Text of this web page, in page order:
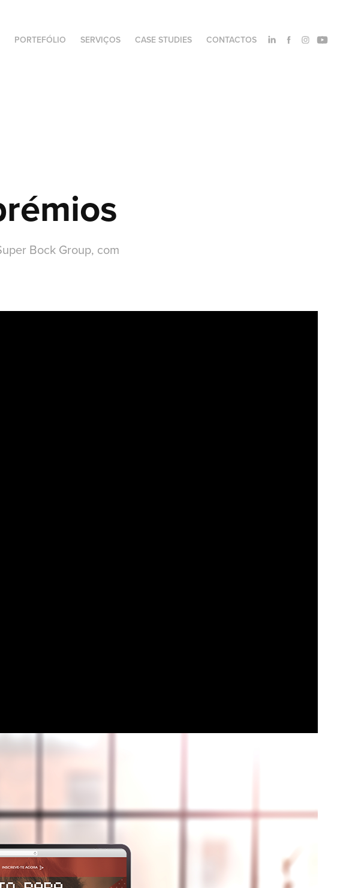
PORTEFÓLIO SERVIÇOS CASE STUDIES CONTACTOS
Bock Group, com